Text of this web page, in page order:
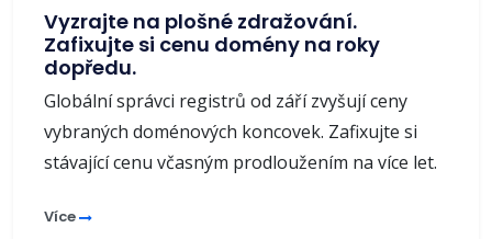
Vyzrajte na plošné zdražování.
Zafixujte si cenu domény na roky
dopředu.
Globální správci registrů od září zvyšují ceny
vybraných doménových koncovek. Zafixujte si
stávající cenu včasným prodloužením na více let.
Více